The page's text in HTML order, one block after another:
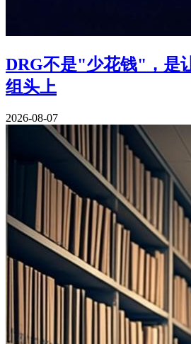
DRG不是"少花钱"，是
组头上
2026-08-07